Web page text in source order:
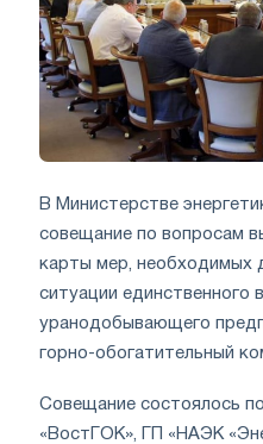
В Министерстве
совещание по вопросам
карты мер, необходимых
ситуации единственного
уранодобывающего
горно-обогатительный
Совещание состоялось
«ВостГОК», ГП «НАЭК